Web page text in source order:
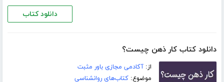
دانلود کتاب
دانلود کتاب کار ذهن چیست؟
از:آکادمی مجازی باور مثبت
موضوع:کتاب‌های روانشناسی